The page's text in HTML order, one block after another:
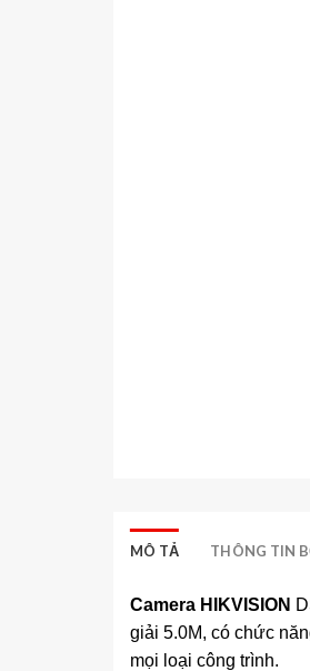
MÔ TẢ THÔNG TIN
Camera HIKVISION
giải 5.0M, có chức
mọi loại công trình.